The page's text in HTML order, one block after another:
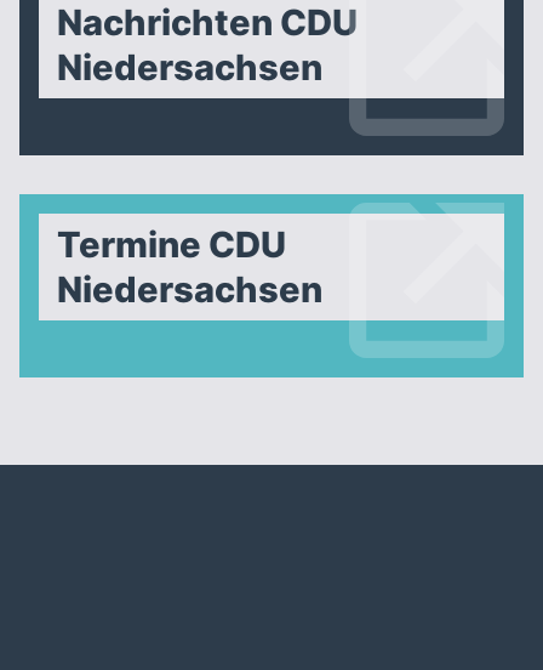
Nachrichten CDU
Niedersachsen
Termine CDU
Niedersachsen